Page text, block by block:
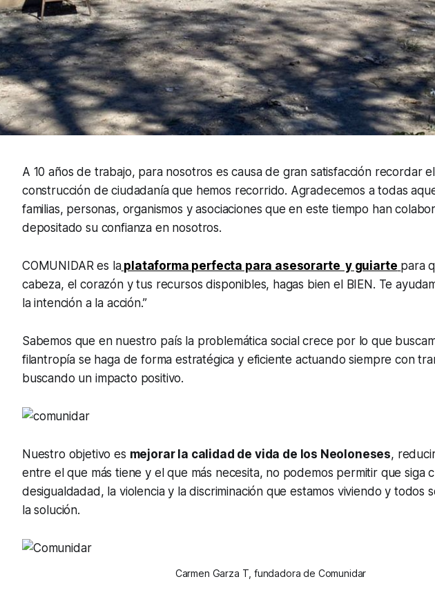
A 10 años de trabajo, para nosotros es causa de gran satisfacción recordar
construcción de ciudadanía que hemos recorrido. Agradecemos a todas
familias, personas, organismos y asociaciones que en este tiempo han
depositado su confianza en nosotros.
COMUNIDAR es laplataforma perfecta para asesorarte y guiarte para
cabeza, el corazón y tus recursos disponibles, hagas bien el BIEN. Te
la intención a la acción.”
Sabemos que en nuestro país la problemática social crece por lo que
filantropía se haga de forma estratégica y eficiente actuando siempre con
buscando un impacto positivo.
Nuestro objetivo es mejorar la calidad de vida de los Neoloneses,
entre el que más tiene y el que más necesita, no podemos permitir que siga
desigualdadad, la violencia y la discriminación que estamos viviendo y todos
la solución.
Carmen Garza T, fundadora de Comunidar